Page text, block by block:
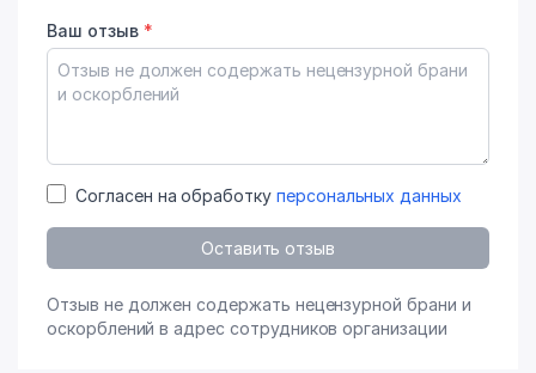
Ваш отзыв *
Согласен на обработку персональных данных
Оставить отзыв
Отзыв не должен содержать нецензурной брани и
оскорблений в адрес сотрудников организации